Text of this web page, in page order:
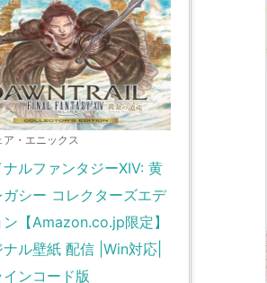
ア・エニックス
ナルファンタジーXIV: 黄
シー コレクターズエデ
ン【Amazon.co.jp限定】
ナル壁紙 配信 |Win対応|
ンコード版